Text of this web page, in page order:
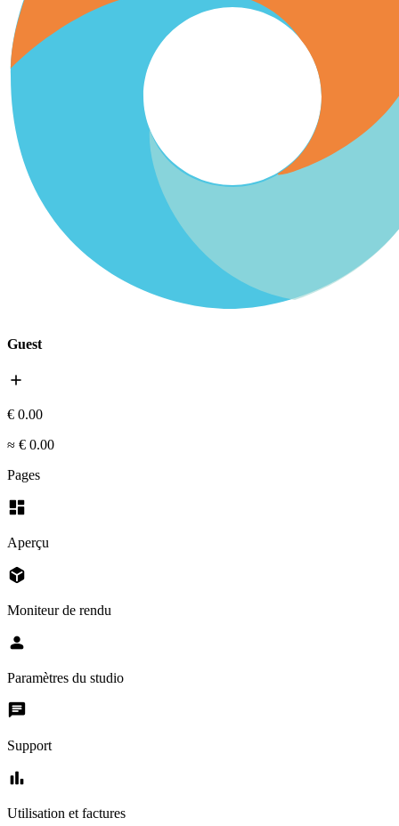
Guest
add
€ 0.00
≈ € 0.00
Pages
dashboard
Aperçu
deployed_code
Moniteur de rendu
person
Paramètres du studio
chat
Support
bar_chart
Utilisation et factures